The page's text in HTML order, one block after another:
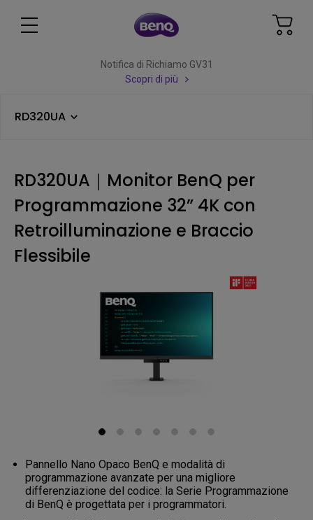
Notifica di Richiamo GV31
Scopri di più
RD320UA
RD320UA｜Monitor BenQ per
Programmazione 32” 4K con
Retroilluminazione e Braccio
Flessibile
Pannello Nano Opaco BenQ e modalità di
programmazione avanzate per una migliore
differenziazione del codice: la Serie Programmazione
di BenQ è progettata per i programmatori.